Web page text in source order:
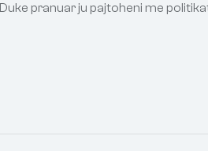
Duke pranuar ju pajtoheni me